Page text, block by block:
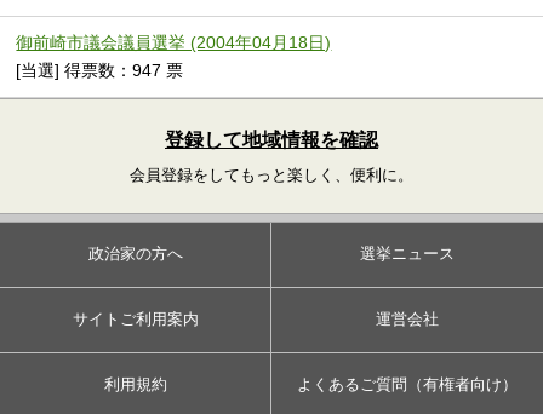
御前崎市議会議員選挙 (2004年04月18日)
[当選] 得票数：947 票
登録して地域情報を確認
会員登録をしてもっと楽しく、便利に。
政治家の方へ 選挙ニュース
サイトご利用案内 運営会社
利用規約 よくあるご質問（有権者向け）